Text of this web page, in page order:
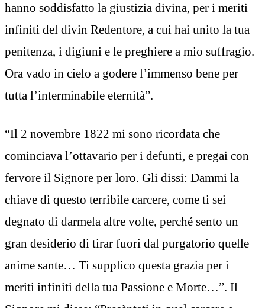
hanno soddisfatto la giustizia divina, per i meriti
infiniti del divin Redentore, a cui hai unito la tua
penitenza, i digiuni e le preghiere a mio suffragio.
Ora vado in cielo a godere l’immenso bene per
tutta l’interminabile eternità”.
“Il 2 novembre 1822 mi sono ricordata che
cominciava l’ottavario per i defunti, e pregai con
fervore il Signore per loro. Gli dissi: Dammi la
chiave di questo terribile carcere, come ti sei
degnato di darmela altre volte, perché sento un
gran desiderio di tirar fuori dal purgatorio quelle
anime sante… Ti supplico questa grazia per i
meriti infiniti della tua Passione e Morte…”. Il